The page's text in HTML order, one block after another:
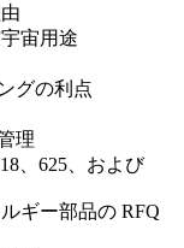
宙用途
グの利点
理
、625、および
ギー部品の RFQ